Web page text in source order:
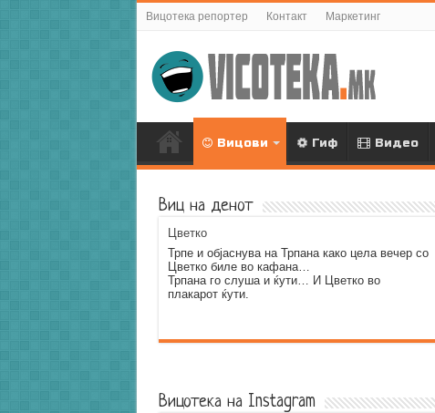
Вицотека репортер Контакт Маркетинг
Вицови Гиф Видео
Виц на денот
Цветко
Трпе и објаснува на Трпана како цела вечер со
Цветко биле во кафана…
Трпана го слуша и ќути… И Цветко во
плакарот ќути.
Вицотека на Instagram